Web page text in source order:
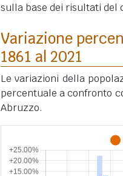
sulla base dei risultati del
Variazione
1861 al 2021
Le variazioni della
percentuale a confronto
Abruzzo.